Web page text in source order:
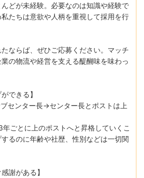
どが未経験。必要なのは知識や経験で
たちは意欲や人柄を重視して採用を行
ならば、ぜひご応募ください。マッチ
の物流や経営を支える醍醐味を味わっ
できる】
センター長→センター長とポストは上
ごとに上のポストへと昇格していくこ
るのに年齢や社歴、性別などは一切関
謝がある】